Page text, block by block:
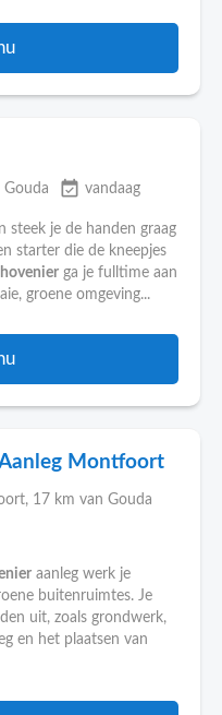
Gouda event_available vandaag
steek je de handen graag
starter die de kneepjes
hovenier ga je fulltime aan
groene omgeving...
Montfoort
, 17 km van Gouda
aanleg werk je
buitenruimtes. Je
uit, zoals grondwerk,
en het plaatsen van